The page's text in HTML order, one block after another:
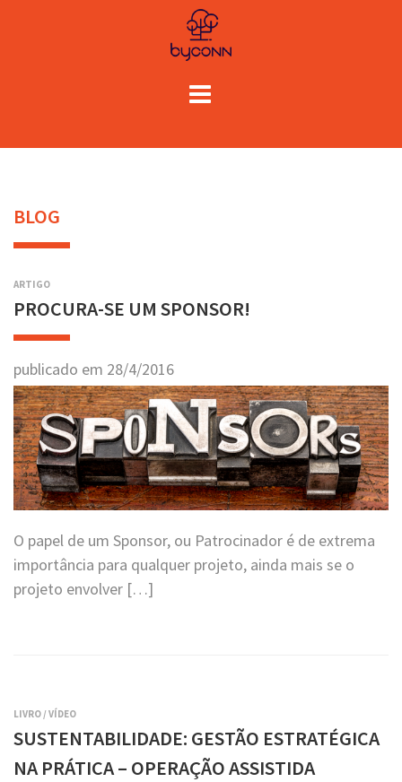
BLOG
ARTIGO
PROCURA-SE UM SPONSOR!
publicado em 28/4/2016
O papel de um Sponsor, ou Patrocinador é de extrema
importância para qualquer projeto, ainda mais se o
projeto envolver […]
LIVRO/VÍDEO
SUSTENTABILIDADE: GESTÃO ESTRATÉGICA
NA PRÁTICA – OPERAÇÃO ASSISTIDA